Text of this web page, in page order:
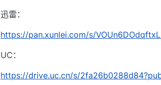
迅雷：
https://pan.xunlei.com/s/
UC：
https://drive.uc.cn/s/